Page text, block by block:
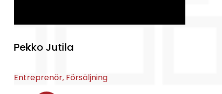
Pekko Jutila
Entreprenör, Försäljning